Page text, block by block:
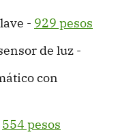
- 929 pesos
de luz -
con
554 pesos